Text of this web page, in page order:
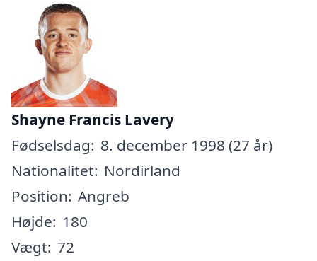
Shayne Francis Lavery
Fødselsdag: 8. december 1998 (27 år)
Nationalitet: Nordirland
Position: Angreb
Højde: 180
Vægt: 72